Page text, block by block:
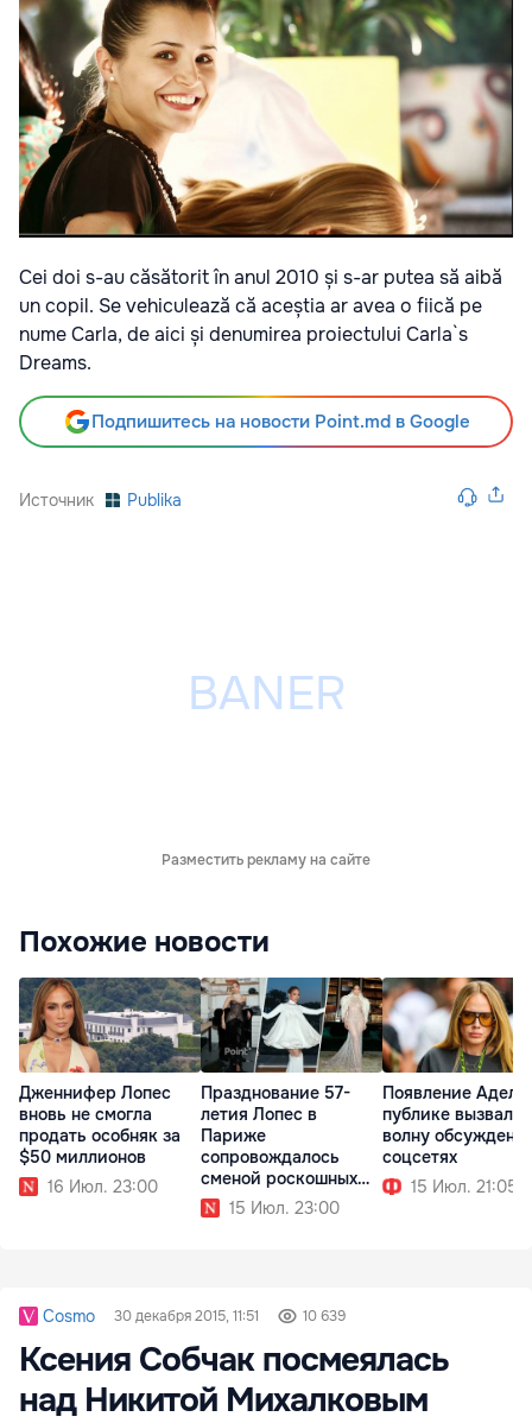
Cei doi s-au căsătorit în anul 2010 și s-ar putea să aibă
un copil. Se vehiculează că aceștia ar avea o fiică pe
nume Carla, de aici și denumirea proiectului Carla`s
Dreams.
Подпишитесь на новости Point.md в Google
Источник Publika
Разместить рекламу на сайте
Похожие новости
Дженнифер Лопес
вновь не смогла
продать особняк за
$50 миллионов
16 Июл. 23:00
Празднование 57-
летия Лопес в
Париже
сопровождалось
сменой роскошных
образов
15 Июл. 23:00
Появление Адель
публике вызвало
волну
соцсетях
15 Июл. 21:05
Cosmo 30 декабря 2015, 11:51 10 639
Ксения Собчак посмеялась
над Никитой Михалковым